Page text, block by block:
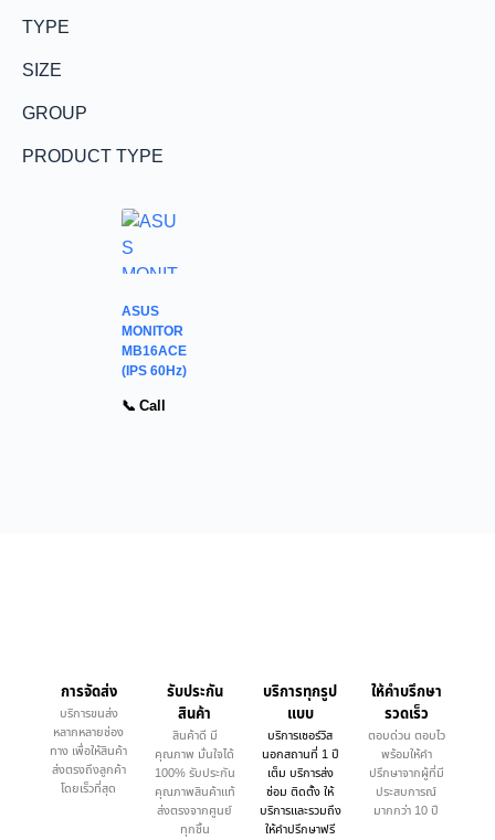
TYPE
SIZE
GROUP
PRODUCT TYPE
ASUS
MONITOR
MB16ACE
(IPS 60Hz)
📞 Call
การจัดส่ง
บริการขนส่ง
หลากหลายช่อง
ทาง เพื่อให้สินค้า
ส่งตรงถึงลูกค้า
โดยเร็วที่สุด
รับประกัน
สินค้า
สินค้าดี มี
คุณภาพ มั่นใจได้
100% รับประกัน
คุณภาพสินค้าแท้
ส่งตรงจากศูนย์
ทุกชิ้น
บริการทุกรูป
แบบ
บริการเซอร์วิส
นอกสถานที่ 1 ปี
เต็ม บริการส่ง
ซ่อม ติดตั้ง ให้
บริการและรวมถึง
ให้คำปรึกษาฟรี
ให้คำบรึกษา
รวดเร็ว
ตอบด่วน ตอบไว
พร้อมให้คำ
ปรึกษาจากผู้ที่มี
ประสบการณ์
มากกว่า 10 ปี